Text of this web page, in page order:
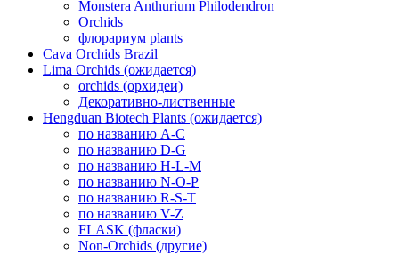
​​​​​​​Monstera Anthurium Philodendron
Orchids
флорариум plants
Cava Orchids Brazil
Lima Orchids (ожидается)
orchids (орхидеи)
Декоративно-лиственные
Hengduan Biotech Plants (ожидается)
по названию A-C
по названию D-G
по названию H-L-M
по названию N-O-P
по названию R-S-T
по названию V-Z
FLASK (фласки)
Non-Orchids (другие)